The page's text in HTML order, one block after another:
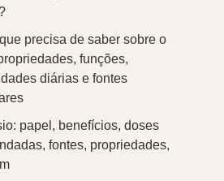
precisa de saber sobre o
funções,
diárias e fontes
papel, benefícios, doses
fontes, propriedades,